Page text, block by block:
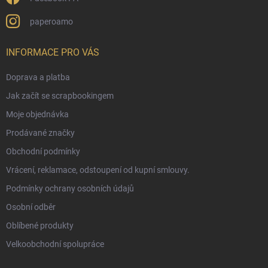
paperoamo
INFORMACE PRO VÁS
Doprava a platba
Jak začít se scrapbookingem
Moje objednávka
Prodávané značky
Obchodní podmínky
Vrácení, reklamace, odstoupení od kupní smlouvy.
Podmínky ochrany osobních údajů
Osobní odběr
Oblíbené produkty
Velkoobchodní spolupráce